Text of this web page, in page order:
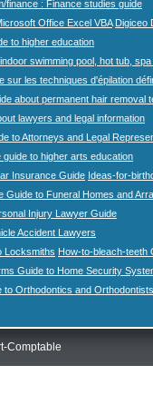
finance : Finance studies guide
Office Excel VBA Digiceo
to higher education
swimming pool, hot tub,
sur les techniques d'épilation
about permanent hair removal
lawyers and legal information
to Attorneys and Legal
to higher arts education
Insurance Guide Ideas-for-
Guide to Funeral Homes and
Injury Lawyer Guide
Accident Lawyers
Locksmiths How-to-bleach-teeth
Guide to Home Security
Orthodontics and Orthodontists
Comptable